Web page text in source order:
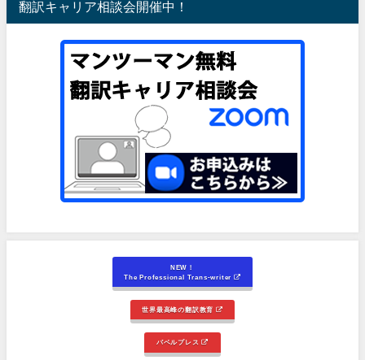
翻訳キャリア相談会開催中！
NEW！
The Professional Trans-writer
世界最高峰の翻訳教育
バベルプレス